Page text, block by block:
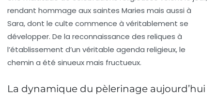
rendant hommage aux saintes Maries mais aussi à
Sara, dont le culte commence à véritablement se
développer. De la reconnaissance des reliques à
l’établissement d’un véritable agenda religieux, le
chemin a été sinueux mais fructueux.
La dynamique du pèlerinage aujourd’hui